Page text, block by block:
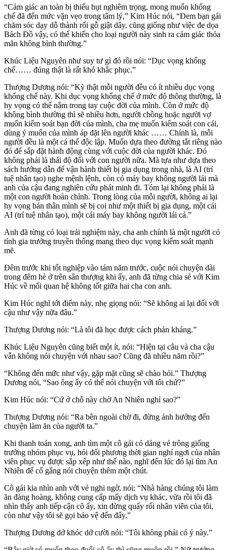
“Cảm giác an toàn bị thiếu hụt nghiêm trọng, mong muốn khống
chế đã đến mức vặn vẹo trong tâm lý,” Kim Húc nói, “Đem bạn gái
chăm sóc dạy dỗ thành rối gỗ giật dây, cũng giống như việc đe dọa
Bách Đồ vậy, có thể khiến cho loại người này sinh ra cảm giác thỏa
mãn không bình thường.”
Khúc Liệu Nguyên như suy tư gì đó rồi nói: “Dục vọng khống
chế…… đúng thật là rất khó khắc phục.”
Thượng Dương nói: “Kỳ thật mỗi người đều có ít nhiều dục vọng
khống chế này. Khi dục vọng khống chế ở mức độ thông thường, là
hy vọng có thể nắm trong tay cuộc đời của mình. Còn ở mức độ
không bình thường thì sẽ nhiều hơn, người chồng hoặc người vợ
muốn kiểm soát bạn đời của mình, cha mẹ muốn kiểm soát con cái,
dùng ý muốn của mình áp đặt lên người khác …… Chính là, mỗi
người đều là một cá thể độc lập. Muốn dựa theo đường tắt riêng nào
đó để sắp đặt hành động cùng với cuộc đời của người khác. Đó
không phải là thái độ đối với con người nữa. Mà tựa như dựa theo
sách hướng dẫn để vận hành thiết bị gia dụng trong nhà, là AI (trí
tuệ nhân tạo) nghe mệnh lệnh, còn có máy bay không người lái mà
anh của cậu đang nghiên cứu phát minh đi. Tóm lại không phải là
một con người hoàn chỉnh. Trong lòng của mỗi người, không ai lại
hy vọng bản thân mình sẽ bị coi như một thiết bị gia dụng, một cái
AI (trí tuệ nhân tạo), một cái máy bay không người lái cả.”
Anh đã từng có loại trải nghiệm này, cha anh chính là một người có
tính gia trưởng truyền thống mang theo dục vọng kiểm soát mạnh
mẽ.
Đêm trước khi tốt nghiệp vào tám năm trước, cuộc nói chuyện dài
trong đêm hè ở trên sân thượng khi ấy, anh đã từng chia sẻ với Kim
Húc về mối quan hệ không tốt giữa hai cha con anh.
Kim Húc nghĩ tới điểm này, nhẹ giọng nói: “Sẽ không ai lại đối với
cậu như vậy nữa đâu.”
Thượng Dương nói: “Là tôi đã học được cách phản kháng.”
Khúc Liệu Nguyên cũng biết một ít, nói: “Hiện tại câu và cha cậu
vẫn không nói chuyện với nhau sao? Cũng đã nhiều năm rồi?”
“Không đến mức như vậy, gặp mặt cũng sẽ chào hỏi.” Thượng
Dương nói, “Sao ông ấy có thể nói chuyện với tôi chứ?”
Kim Húc nói: “Cứ ở chỗ này chờ An Nhiên nghỉ sao?”
Thượng Dương nói: “Ra bên ngoài chờ đi, đừng ảnh hưởng đến
chuyện làm ăn của người ta.”
Khi thanh toán xong, anh tìm một cô gái có dáng vẻ trông giống
trưởng nhóm phục vụ, hỏi đối phương thời gian nghỉ ngơi của nhân
viên phục vụ được sắp xếp như thế nào, nghĩ đến lúc đó lại tìm An
Nhiên để cố gắng nói chuyện thêm một chút.
Cô gái kia nhìn anh với vẻ nghi ngờ, nói: “Nhà hàng chúng tôi làm
ăn đàng hoàng, không cung cấp mấy dịch vụ khác, vừa rồi tôi đã
nhìn thấy anh tiếp cận cô ấy, xin đừng quấy rối nhân viên của tôi,
còn như vậy tôi sẽ gọi bảo vệ đến đấy.”
Thượng Dương dở khóc dở cười nói: “Tôi không phải có ý này.”